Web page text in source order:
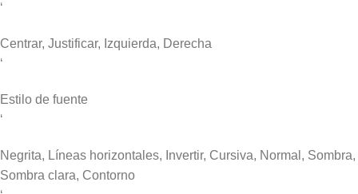
‘
Centrar, Justificar, Izquierda, Derecha
‘
Estilo de fuente
‘
Negrita, Líneas horizontales, Invertir, Cursiva, Normal, Sombra,
Sombra clara, Contorno